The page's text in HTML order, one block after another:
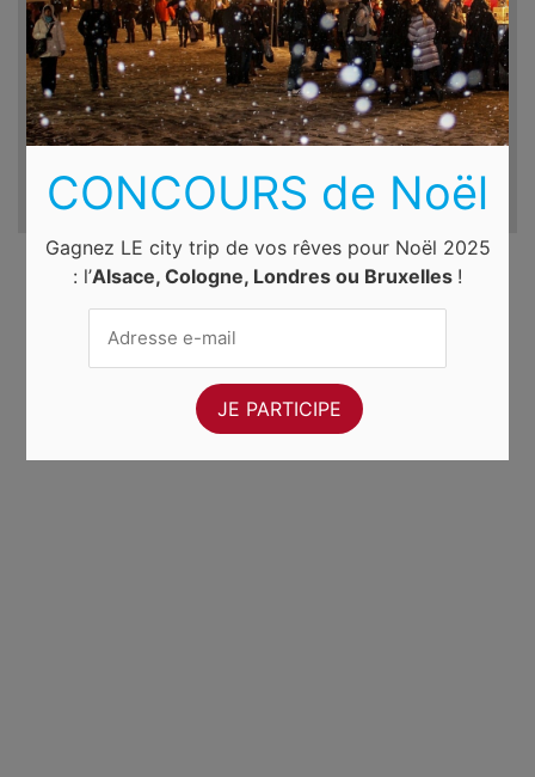
Du
ven. 7 août 2026
Au
sam. 8 août 2026
CONCOURS de Noël
Gagnez LE city trip de vos rêves pour Noël 2025
: l’Alsace, Cologne, Londres ou Bruxelles !